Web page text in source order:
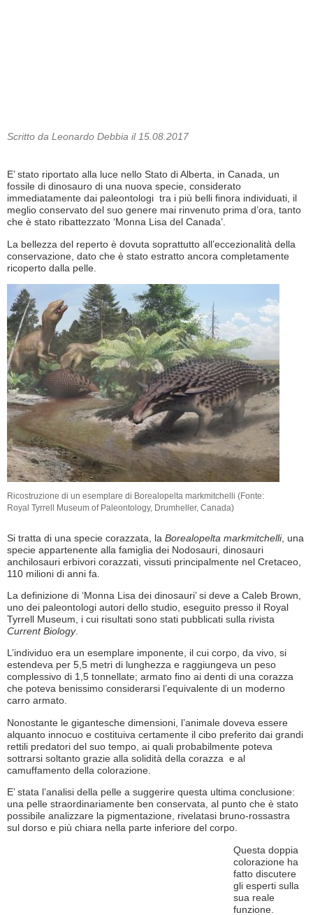
Scritto da Leonardo Debbia il 15.08.2017
E’ stato riportato alla luce nello Stato di Alberta, in Canada, un
fossile di dinosauro di una nuova specie, considerato
immediatamente dai paleontologi tra i più belli finora individuati, il
meglio conservato del suo genere mai rinvenuto prima d’ora, tanto
che è stato ribattezzato ‘Monna Lisa del Canada’.
La bellezza del reperto è dovuta soprattutto all’eccezionalità della
conservazione, dato che è stato estratto ancora completamente
ricoperto dalla pelle.
Ricostruzione di un esemplare di Borealopelta markmitchelli (Fonte:
Royal Tyrrell Museum of Paleontology, Drumheller, Canada)
Si tratta di una specie corazzata, la Borealopelta markmitchelli, una
specie appartenente alla famiglia dei Nodosauri, dinosauri
anchilosauri erbivori corazzati, vissuti principalmente nel Cretaceo,
110 milioni di anni fa.
La definizione di ‘Monna Lisa dei dinosauri’ si deve a Caleb Brown,
uno dei paleontologi autori dello studio, eseguito presso il Royal
Tyrrell Museum, i cui risultati sono stati pubblicati sulla rivista
Current Biology.
L’individuo era un esemplare imponente, il cui corpo, da vivo, si
estendeva per 5,5 metri di lunghezza e raggiungeva un peso
complessivo di 1,5 tonnellate; armato fino ai denti di una corazza
che poteva benissimo considerarsi l’equivalente di un moderno
carro armato.
Nonostante le gigantesche dimensioni, l’animale doveva essere
alquanto innocuo e costituiva certamente il cibo preferito dai grandi
rettili predatori del suo tempo, ai quali probabilmente poteva
sottrarsi soltanto grazie alla solidità della corazza e al
camuffamento della colorazione.
E’ stata l’analisi della pelle a suggerire questa ultima conclusione:
una pelle straordinariamente ben conservata, al punto che è stato
possibile analizzare la pigmentazione, rivelatasi bruno-rossastra
sul dorso e più chiara nella parte inferiore del corpo.
Questa doppia
colorazione ha
fatto discutere
gli esperti sulla
sua reale
funzione.